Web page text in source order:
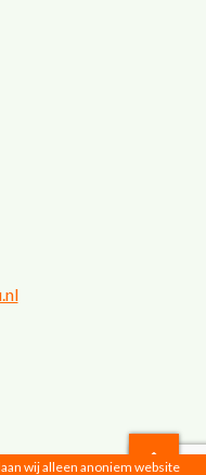
wij alleen anoniem website